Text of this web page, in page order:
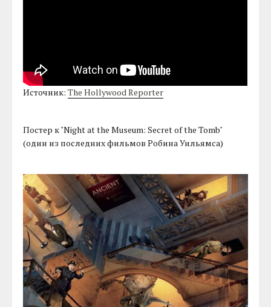
Источник:The Hollywood Reporter
Постер к "Night at the Museum: Secret of the Tomb"
(один из последних фильмов Робина Уильямса)